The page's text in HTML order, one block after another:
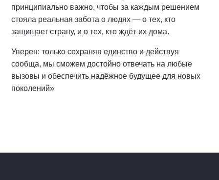
принципиально важно, чтобы за каждым решением
стояла реальная забота о людях — о тех, кто
защищает страну, и о тех, кто ждёт их дома.
Уверен: только сохраняя единство и действуя
сообща, мы сможем достойно отвечать на любые
вызовы и обеспечить надёжное будущее для новых
поколений»